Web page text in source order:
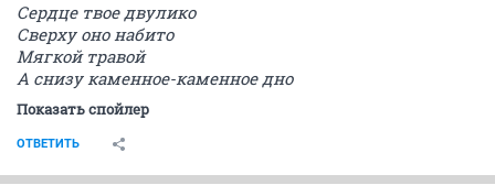
Сердце твое двулико
Сверху оно набито
Мягкой травой
А снизу каменное-каменное дно
Показать спойлер
ОТВЕТИТЬ